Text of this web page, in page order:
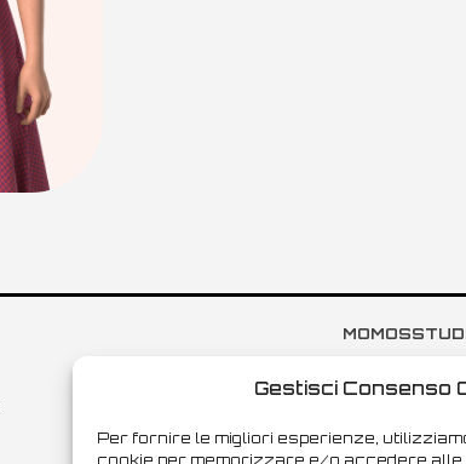
Gestisci Consenso
Per fornire le migliori esperienze,
cookie per memorizzare e/o accedere alle
Vat
Share capital